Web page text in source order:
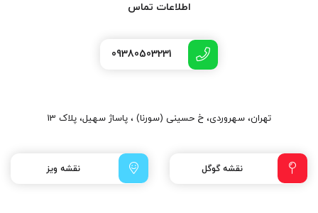
اطلاعات تماس
09380503231
تهران، سهروردی، خ حسینی (سورنا) ، پاساژ سهیل، پلاک 13
نقشه گوگل نقشه ویز